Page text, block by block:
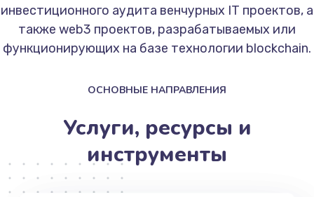
инвестиционного аудита венчурных IT проектов, а
также web3 проектов, разрабатываемых или
функционирующих на базе технологии blockchain.
ОСНОВНЫЕ НАПРАВЛЕНИЯ
Услуги, ресурсы и
инструменты